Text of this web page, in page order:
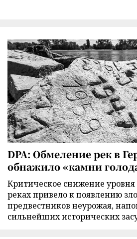
DPA: Обмеление рек в
обнажило «камни
Критическое снижение
реках привело к появлению
предвестников неурожая,
сильнейших исторических